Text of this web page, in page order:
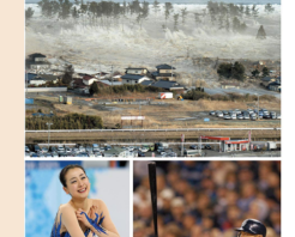
～
バ
ブ
ル
期
の
日
本
で